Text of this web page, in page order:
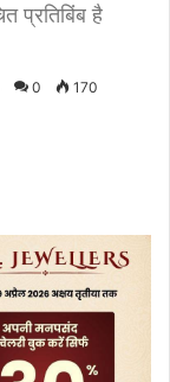
प्रतिबिंब है
0 170